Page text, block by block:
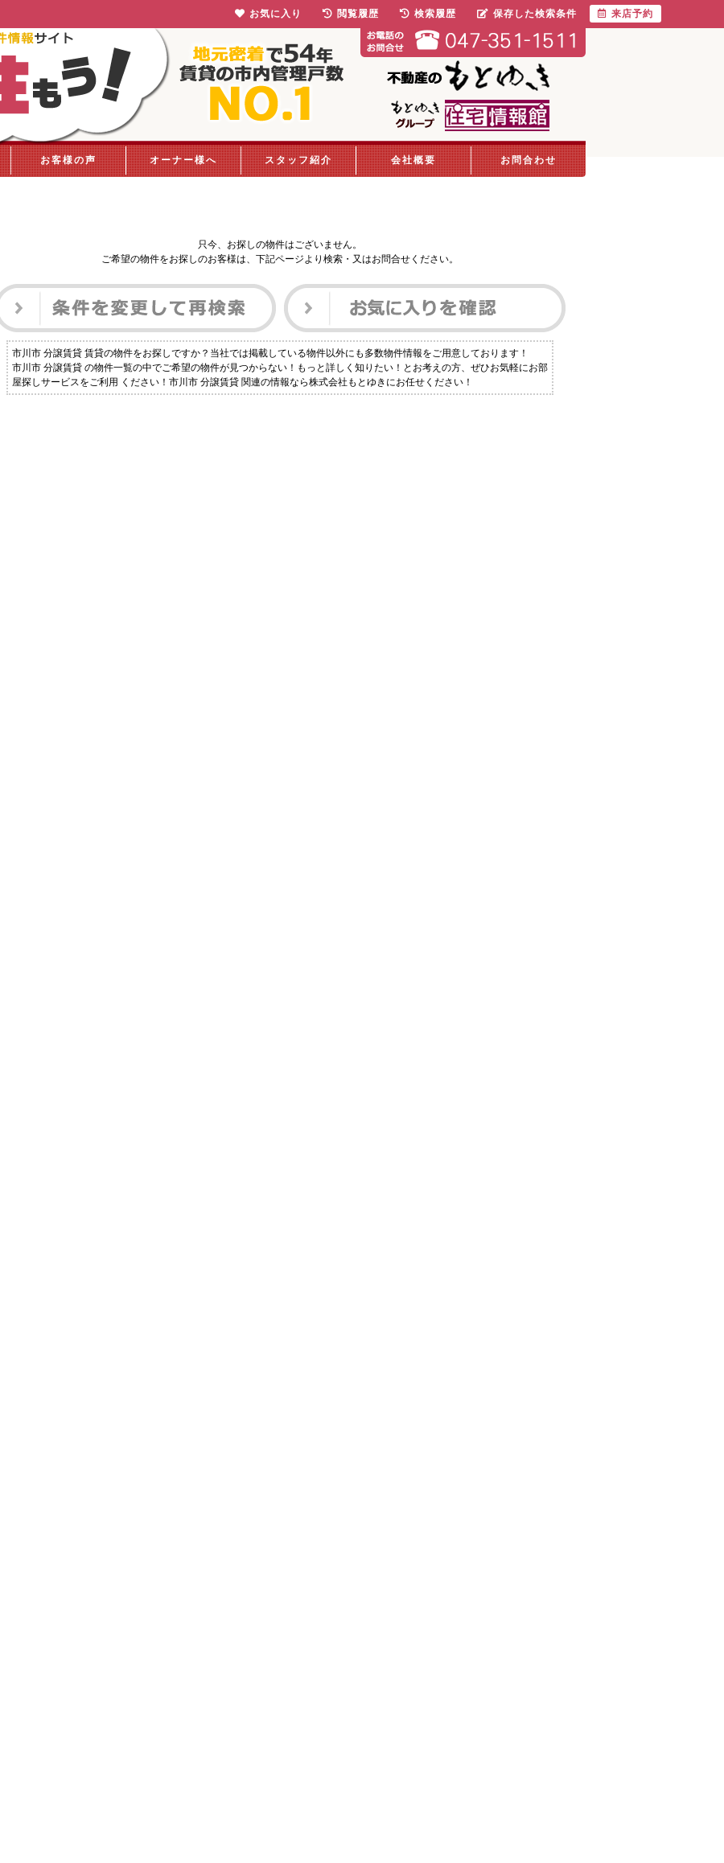
お客様の声 オーナー様へ スタッフ紹介 会社概要 お問合わせ
只今、お探しの物件はございません。
ご希望の物件をお探しのお客様は、下記ページより検索・又はお問合せください。
市川市 分譲賃貸 賃貸の物件をお探しですか？当社では掲載している物件以外にも多数物件情報をご用意しております！
市川市 分譲賃貸 の物件一覧の中でご希望の物件が見つからない！もっと詳しく知りたい！とお考えの方、ぜひお気軽にお部
屋探しサービスをご利用 ください！市川市 分譲賃貸 関連の情報なら株式会社もとゆきにお任せください！
お気に入り 閲覧履歴 検索履歴 保存した検索条件 来店予約